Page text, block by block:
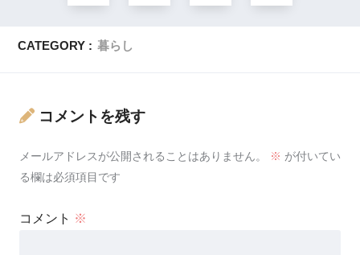
CATEGORY : 暮らし
コメントを残す
メールアドレスが公開されることはありません。 ※ が付いてい
る欄は必須項目です
コメント ※